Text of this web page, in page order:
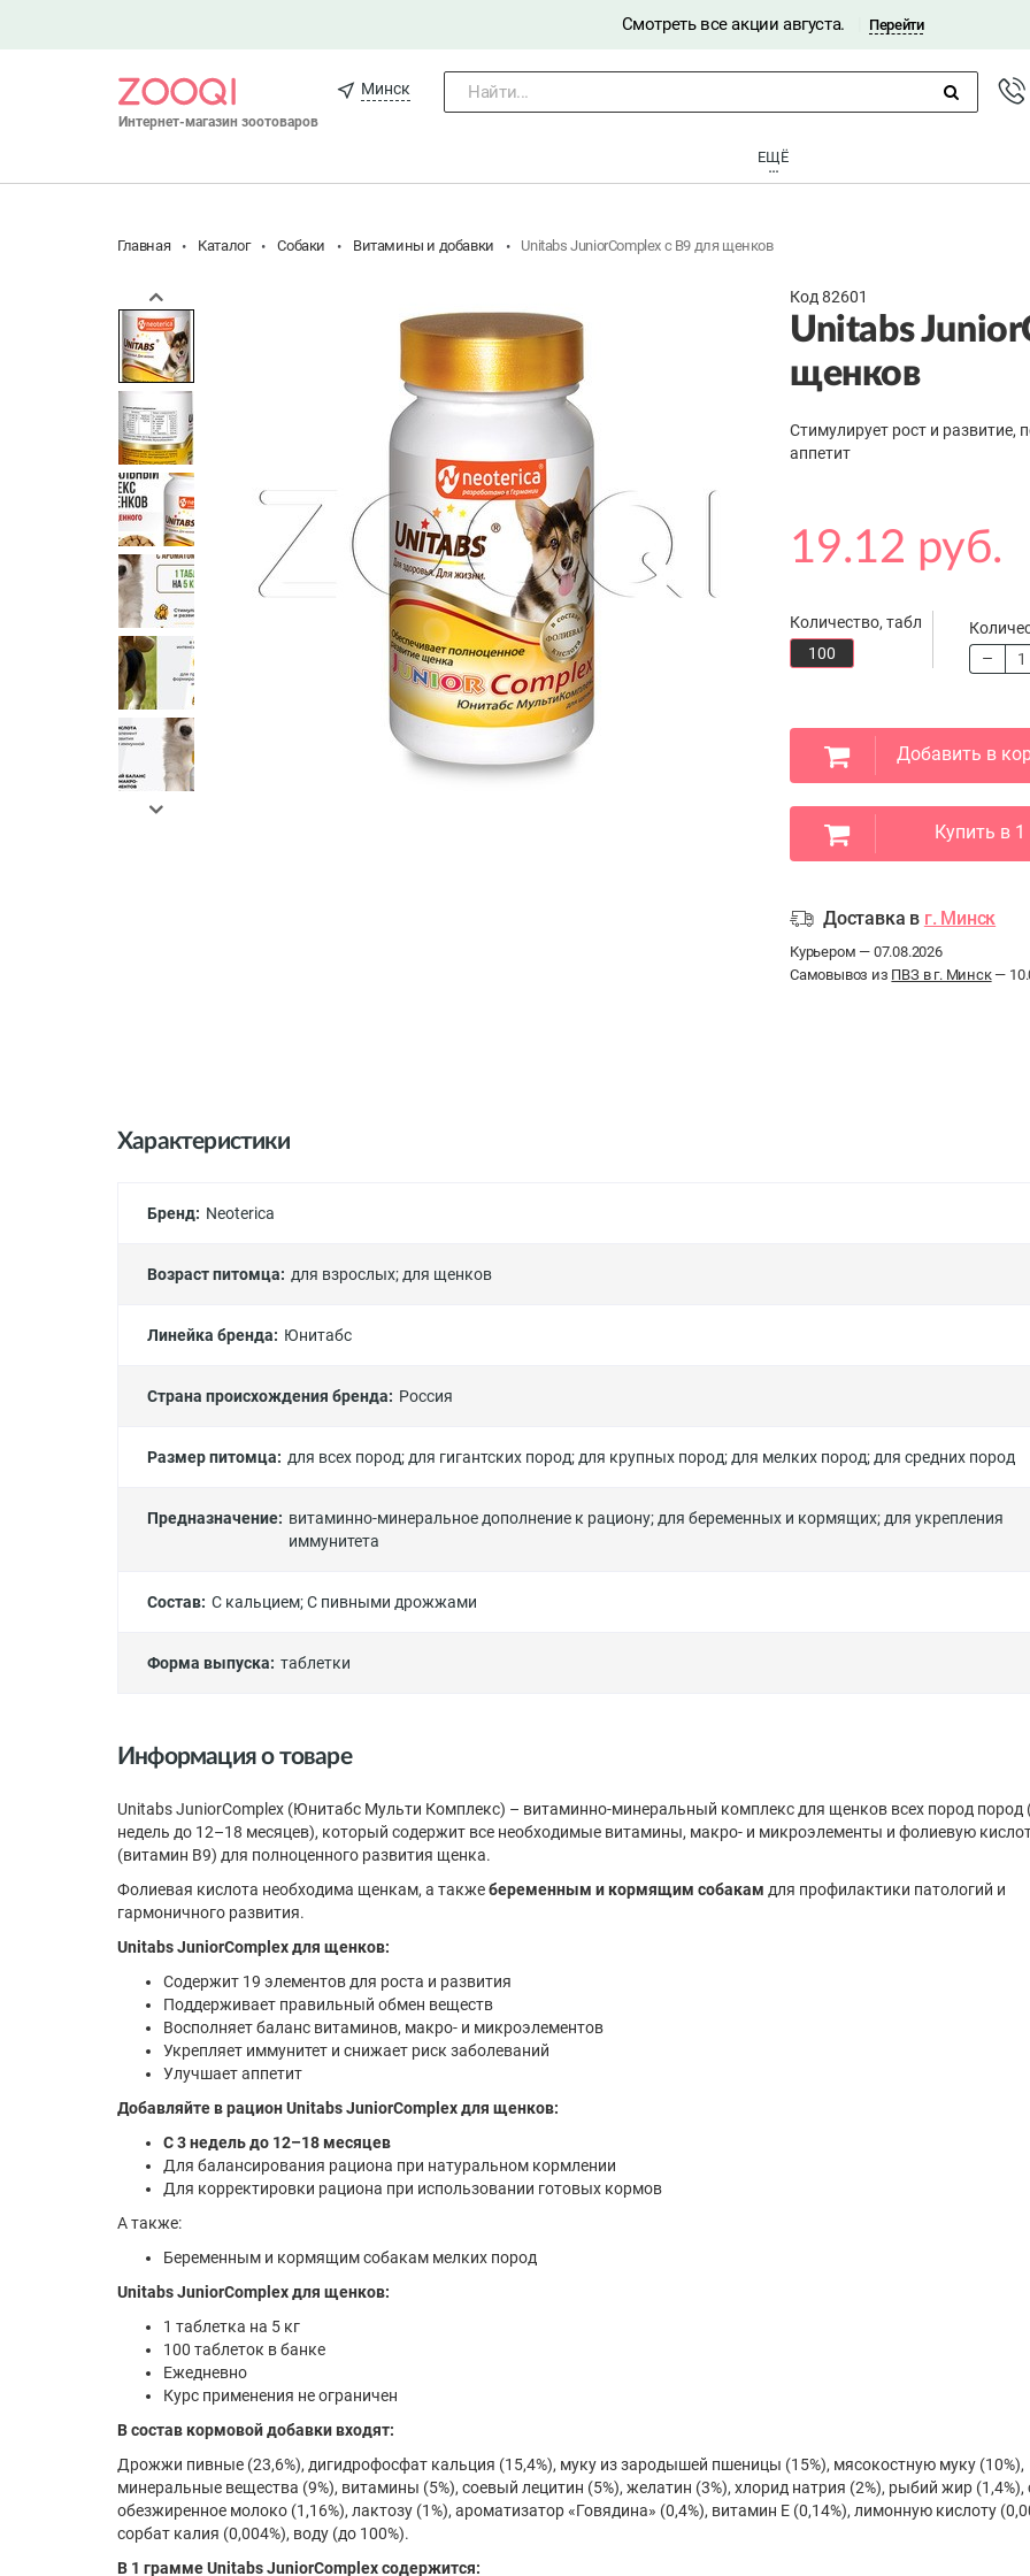
Смотреть все акции августа. Перейти
Интернет-магазин зоотоваров
Минск Найти...
ЕЩЁ
Главная Каталог Собаки Витамины и добавки Unitabs JuniorComplex c B9 для щенков
Код 82601
Unitabs
щенков
Стимулирует рост и развитие,
аппетит
19.12 руб.
Количество, табл
100
Добавить в
Купить в 1
Доставка в г. Минск
Курьером — 07.08.2026
Самовывоз из ПВЗ в г. Минск—
Характеристики
Бренд: Neoterica
Возраст питомца: для взрослых; для щенков
Линейка бренда: Юнитабс
Страна происхождения бренда: Россия
Размер питомца: для всех пород; для гигантских пород; для крупных пород; для мелких пород; для средних пород
Предназначение: витаминно-минеральное дополнение к рациону; для беременных и кормящих; для укрепления
иммунитета
Состав: С кальцием;С пивными дрожжами
Форма выпуска: таблетки
Информация о товаре
Unitabs JuniorComplex (Юнитабс Мульти Комплекс) – витаминно-минеральный комплекс для щенков всех пород пород
недель до 12–18 месяцев), который содержит все необходимые витамины, макро- и микроэлементы и фолиевую
(витамин В9) для полноценного развития щенка.
Фолиевая кислота необходима щенкам, а такжебеременным и кормящим собакам для профилактики патологий и
гармоничного развития.
Unitabs JuniorComplex для щенков:
Содержит 19 элементов для роста и развития
Поддерживает правильный обмен веществ
Восполняет баланс витаминов, макро- и микроэлементов
Укрепляет иммунитет и снижает риск заболеваний
Улучшает аппетит
Добавляйте в рацион Unitabs JuniorComplex для щенков:
С 3 недель до 12–18 месяцев
Для балансирования рациона при натуральном кормлении
Для корректировки рациона при использовании готовых кормов
А также:
Беременным и кормящим собакам мелких пород
Unitabs JuniorComplex для щенков:
1 таблетка на 5 кг
100 таблеток в банке
Ежедневно
Курс применения не ограничен
В состав кормовой добавки входят:
Дрожжи пивные (23,6%), дигидрофосфат кальция (15,4%), муку из зародышей пшеницы (15%), мясокостную муку (10%),
минеральные вещества (9%), витамины (5%), соевый лецитин (5%), желатин (3%), хлорид натрия (2%), рыбий жир (1,4%),
обезжиренное молоко (1,16%), лактозу (1%), ароматизатор «Говядина» (0,4%), витамин Е (0,14%), лимонную кислоту
сорбат калия (0,004%), воду (до 100%).
В 1 грамме Unitabs JuniorComplex содержится: